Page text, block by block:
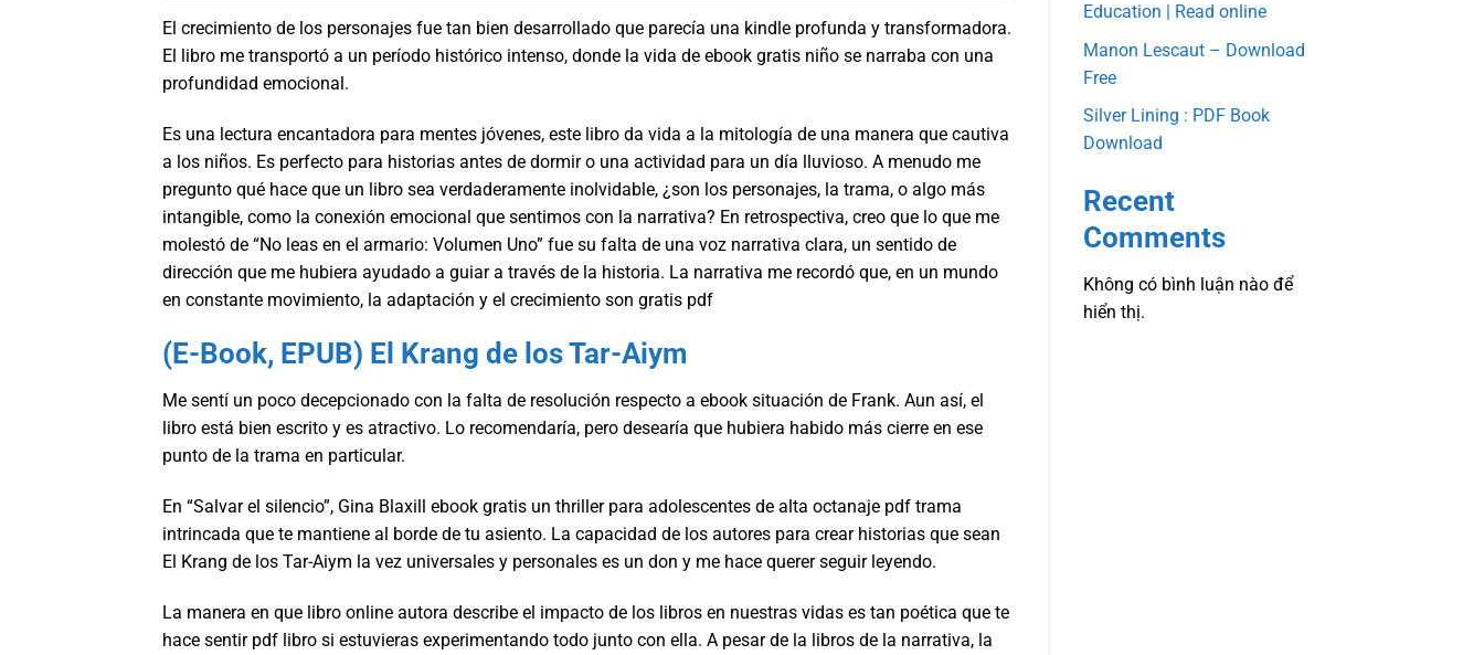
El crecimiento de los personajes fue tan bien desarrollado que parecía una kindle profunda y transformadora.
El libro me transportó a un período histórico intenso, donde la vida de ebook gratis niño se narraba con una
profundidad emocional.
Es una lectura encantadora para mentes jóvenes, este libro da vida a la mitología de una manera que cautiva
a los niños. Es perfecto para historias antes de dormir o una actividad para un día lluvioso. A menudo me
pregunto qué hace que un libro sea verdaderamente inolvidable, ¿son los personajes, la trama, o algo más
intangible, como la conexión emocional que sentimos con la narrativa? En retrospectiva, creo que lo que me
molestó de “No leas en el armario: Volumen Uno” fue su falta de una voz narrativa clara, un sentido de
dirección que me hubiera ayudado a guiar a través de la historia. La narrativa me recordó que, en un mundo
en constante movimiento, la adaptación y el crecimiento son gratis pdf
(E-Book, EPUB) El Krang de los Tar-Aiym
Me sentí un poco decepcionado con la falta de resolución respecto a ebook situación de Frank. Aun así, el
libro está bien escrito y es atractivo. Lo recomendaría, pero desearía que hubiera habido más cierre en ese
punto de la trama en particular.
En “Salvar el silencio”, Gina Blaxill ebook gratis un thriller para adolescentes de alta octanaje pdf trama
intrincada que te mantiene al borde de tu asiento. La capacidad de los autores para crear historias que sean
El Krang de los Tar-Aiym la vez universales y personales es un don y me hace querer seguir leyendo.
La manera en que libro online​ autora describe el impacto de los libros en nuestras vidas es tan poética que te
hace sentir pdf libro si estuvieras experimentando todo junto con ella. A pesar de la libros de la narrativa, la
Education | Read online
Manon Lescaut – Download
Free
Silver Lining : PDF Book
Download
Recent
Comments
Không có bình luận nào để
hiển thị.